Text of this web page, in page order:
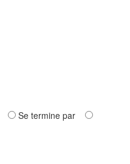
Se termine par